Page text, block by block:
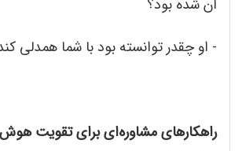
آن شده بود؟
- او چقدر توانسته بود با شما همدلی
راهکارهای مشاوره‌ای برای تقویت